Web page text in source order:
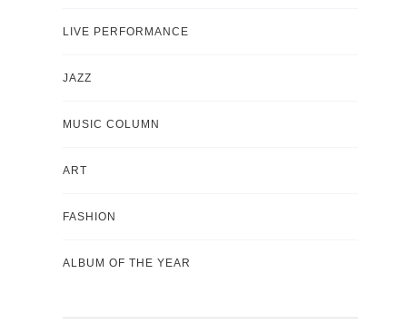
LIVE PERFORMANCE
JAZZ
MUSIC COLUMN
ART
FASHION
ALBUM OF THE YEAR